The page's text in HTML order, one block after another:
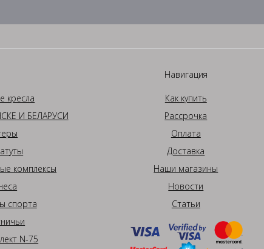
кресла
И БЕЛАРУСИ
комплексы
спорта
N-75
Навигация
Как купить
Рассрочка
Оплата
Доставка
Наши магазины
Новости
Статьи